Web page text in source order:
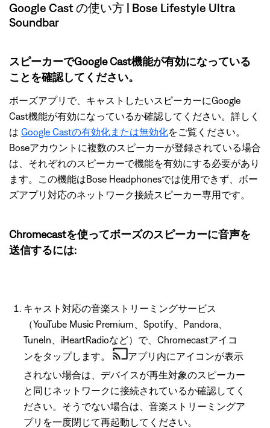
Google Cast の使い方 | Bose Lifestyle Ultra
Soundbar
スピーカーでGoogle Cast機能が有効になっている
ことを確認してください。
ボーズアプリで、キャストしたいスピーカーにGoogle
Cast機能が有効になっているか確認してください。詳しく
は Google Castの有効化または無効化をご覧ください。
Boseアカウントに複数のスピーカーが登録されている場合
は、それぞれのスピーカーで機能を有効にする必要があり
ます。この機能はBose Headphonesでは使用できず、ボー
ズアプリ対応のネットワーク接続スピーカー専用です。
Chromecastを使ってボーズのスピーカーに音声を
送信するには:
キャスト対応の音楽ストリーミングサービス
（YouTube Music Premium、Spotify、Pandora、
TuneIn、iHeartRadioなど）で、Chromecastアイコ
ンをタップします。
アプリ内にアイコンが表示
されない場合は、デバイスが再生対象のスピーカー
と同じネットワークに接続されているか確認してく
ださい。そうでない場合は、音楽ストリーミングア
プリを一度閉じて再起動してください。